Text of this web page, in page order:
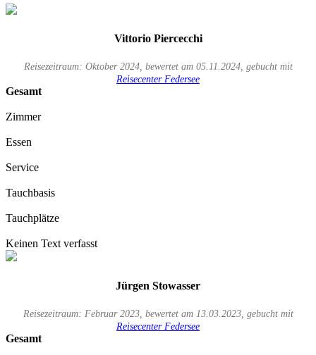
Vittorio Piercecchi
Reisezeitraum: Oktober 2024, bewertet am 05.11.2024, gebucht mit
Reisecenter Federsee
Gesamt
Zimmer
Essen
Service
Tauchbasis
Tauchplätze
Keinen Text verfasst
Jürgen Stowasser
Reisezeitraum: Februar 2023, bewertet am 13.03.2023, gebucht mit
Reisecenter Federsee
Gesamt